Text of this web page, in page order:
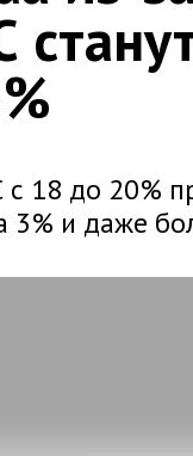
18 до 20%
3% и даже